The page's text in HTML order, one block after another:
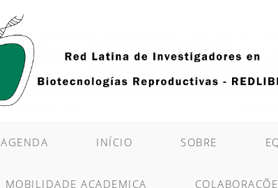
AGENDA INÍCIO SOBRE
MOBILIDADE ACADEMICA